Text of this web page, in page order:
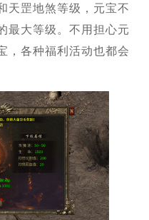
天罡地煞等级，元宝不
最大等级。不用担心元
，各种福利活动也都会